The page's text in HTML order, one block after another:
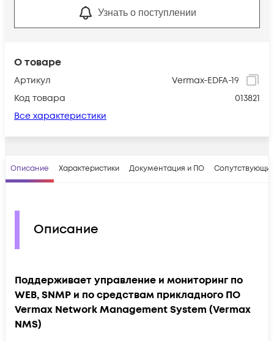
О товаре
Артикул
Vermax-EDFA-19
Код товара
013821
Все характеристики
Узнать о поступлении
Описание Характеристики Документация и ПО
Описание
Поддерживает управление и мониторинг по
WEB, SNMP и по средствам прикладного ПО
Vermax Network Management System (Vermax
NMS)